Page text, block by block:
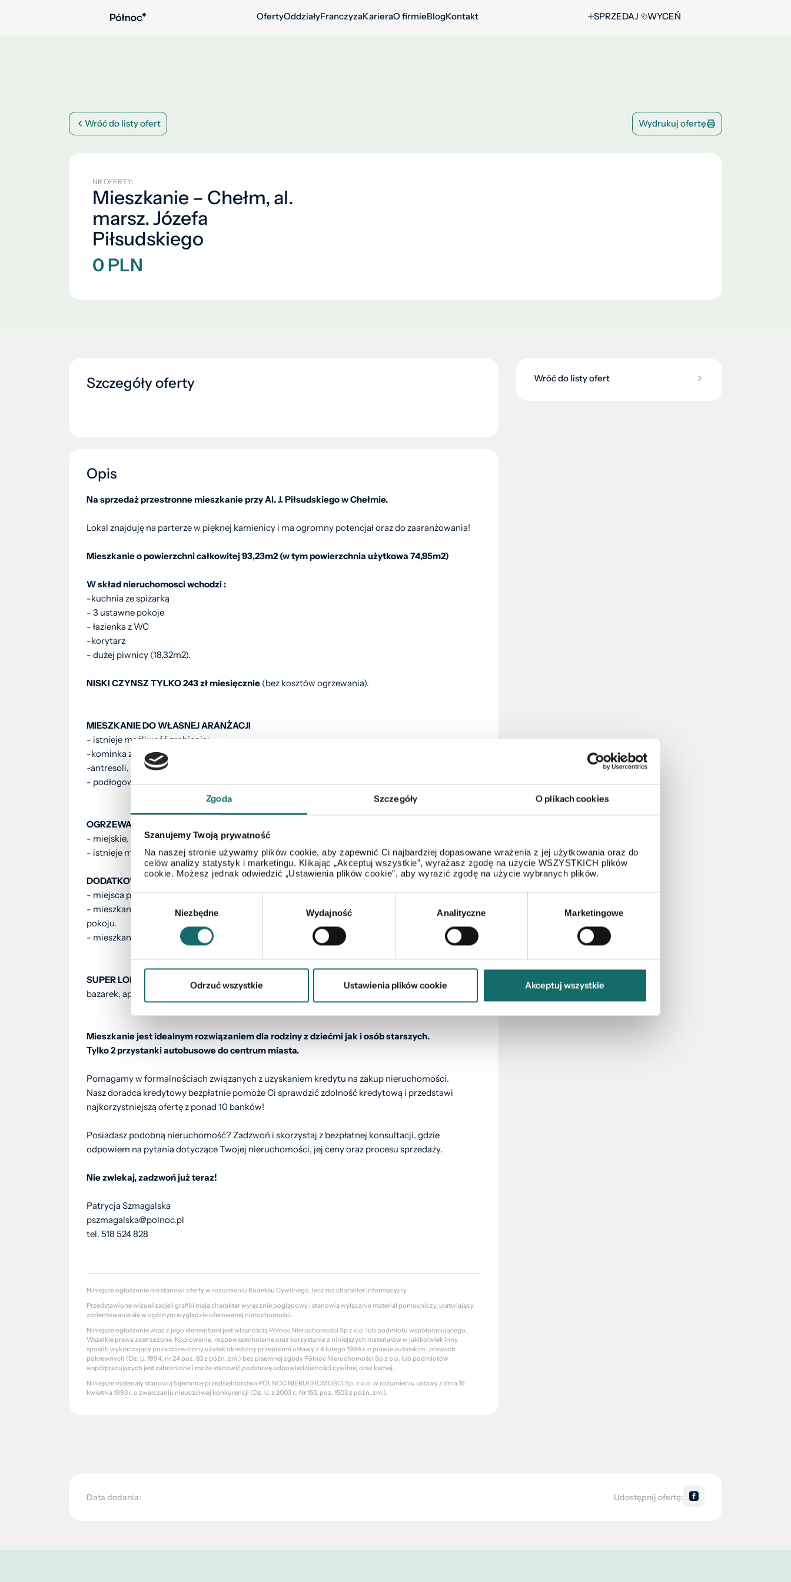
Zgoda Szczegóły O plikach cookies
Szanujemy Twoją prywatność
Na naszej stronie używamy plików cookie, aby zapewnić Ci najbardziej dopasowane wrażenia z jej użytkowania oraz do
celów analizy statystyk i marketingu. Klikając „Akceptuj wszystkie”, wyrażasz zgodę na użycie WSZYSTKICH plików
cookie. Możesz jednak odwiedzić „Ustawienia plików cookie”, aby wyrazić zgodę na użycie wybranych plików.
Wybór
zgody
Niezbędne Wydajność Analityczne Marketingowe
Odrzuć wszystkie Ustawienia plików cookie Akceptuj wszystkie
OfertyOddziałyFranczyzaKarieraO firmieBlogKontakt SPRZEDAJ WYCEŃ
Wróć do listy ofert Wydrukuj ofertę
NR OFERTY:
Mieszkanie – Chełm, al.
marsz. Józefa
Piłsudskiego
0 PLN
Szczegóły oferty
Opis
Na sprzedaż przestronne mieszkanie przy Al. J. Piłsudskiego w Chełmie.
Lokal znajduję na parterze w pięknej kamienicy i ma ogromny potencjał oraz do zaaranżowania!
Mieszkanie o powierzchni całkowitej 93,23m2 (w tym powierzchnia użytkowa 74,95m2)
W skład nieruchomosci wchodzi :
-kuchnia ze spiżarką
- 3 ustawne pokoje
- łazienka z WC
-korytarz
- dużej piwnicy (18,32m2).
NISKI CZYNSZ TYLKO 243 zł miesięcznie (bez kosztów ogrzewania).
MIESZKANIE DO WŁASNEJ ARANŻACJI
- istnieje możliwość zrobienia:
-kominka z płaszczem wodnym na całe mieszkanie,
-antresoli,
- podłogowego ogrzewania w całym domu.
OGRZEWANIE:
- miejskie,
- istnieje możliwość podłączenia kominka.
DODATKOWE INFORMACJE:
- miejsca parkingowe - duzy parking pod kamienicą.
- mieszkanie bardzo wysokie- ponad 3m wysokości co daje możliwość stworzenia antresoli w
pokoju.
- mieszkanie zbudowane z cegły, grube mury- cicho i spokojnie.
SUPER LOKALIZACJA
- w pobliżu cała infrastruktura: szkoły (SP 1 i SP 5), przedszkole, sklepy,
bazarek, apteka, przychodnia lekarska.
Mieszkanie jest idealnym rozwiązaniem dla rodziny z dziećmi jak i osób starszych.
Tylko 2 przystanki autobusowe do centrum miasta.
Pomagamy w formalnościach związanych z uzyskaniem kredytu na zakup nieruchomości.
Nasz doradca kredytowy bezpłatnie pomoże Ci sprawdzić zdolność kredytową i przedstawi
najkorzystniejszą ofertę z ponad 10 banków!
Posiadasz podobną nieruchomość? Zadzwoń i skorzystaj z bezpłatnej konsultacji, gdzie
odpowiem na pytania dotyczące Twojej nieruchomości, jej ceny oraz procesu sprzedaży.
Nie zwlekaj, zadzwoń już teraz!
Patrycja Szmagalska
pszmagalska@polnoc.pl
tel. 518 524 828
Niniejsze ogłoszenie nie stanowi oferty w rozumieniu Kodeksu Cywilnego, lecz ma charakter informacyjny.
Przedstawione wizualizacje i grafiki mają charakter wyłącznie poglądowy i stanowią wyłącznie materiał pomocniczy, ułatwiający
zorientowanie się w ogólnym wyglądzie oferowanej nieruchomości.
Niniejsze ogłoszenie wraz z jego elementami jest własnością Północ Nieruchomości Sp z o.o. lub podmiotu współpracującego.
Wszelkie prawa zastrzeżone. Kopiowanie, rozpowszechnianie oraz korzystanie z niniejszych materiałów w jakikolwiek inny
sposób wykraczający poza dozwolony użytek określony przepisami ustawy z 4 lutego 1994 r. o prawie autorskim i prawach
pokrewnych (Dz. U. 1994, nr 24 poz. 83 z późn. zm.) bez pisemnej zgody Północ Nieruchomości Sp z o.o. lub podmiotów
współpracujących jest zabronione i może stanowić podstawę odpowiedzialności cywilnej oraz karnej.
Niniejsze materiały stanowią tajemnicę przedsiębiorstwa PÓŁNOC NIERUCHOMOŚCI Sp. z o.o. w rozumieniu ustawy z dnia 16
kwietnia 1993 r. o zwalczaniu nieuczciwej konkurencji (Dz. U. z 2003 r., Nr 153, poz. 1503 z późn. zm.).
Wróć do listy ofert
Data dodania: Udostępnij ofertę: